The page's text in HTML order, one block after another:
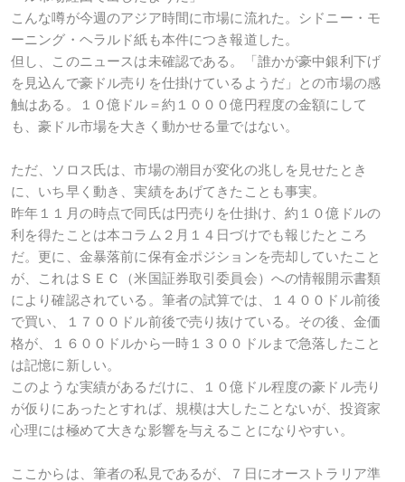
こんな噂が今週のアジア時間に市場に流れた。シドニー・モ
ーニング・ヘラルド紙も本件につき報道した。
但し、このニュースは未確認である。「誰かが豪中銀利下げ
を見込んで豪ドル売りを仕掛けているようだ」との市場の感
触はある。１０億ドル＝約１０００億円程度の金額にして
も、豪ドル市場を大きく動かせる量ではない。
ただ、ソロス氏は、市場の潮目が変化の兆しを見せたとき
に、いち早く動き、実績をあげてきたことも事実。
昨年１１月の時点で同氏は円売りを仕掛け、約１０億ドルの
利を得たことは本コラム２月１４日づけでも報じたところ
だ。更に、金暴落前に保有金ポジションを売却していたこと
が、これはＳＥＣ（米国証券取引委員会）への情報開示書類
により確認されている。筆者の試算では、１４００ドル前後
で買い、１７００ドル前後で売り抜けている。その後、金価
格が、１６００ドルから一時１３００ドルまで急落したこと
は記憶に新しい。
このような実績があるだけに、１０億ドル程度の豪ドル売り
が仮りにあったとすれば、規模は大したことないが、投資家
心理には極めて大きな影響を与えることになりやすい。
ここからは、筆者の私見であるが、７日にオーストラリア準